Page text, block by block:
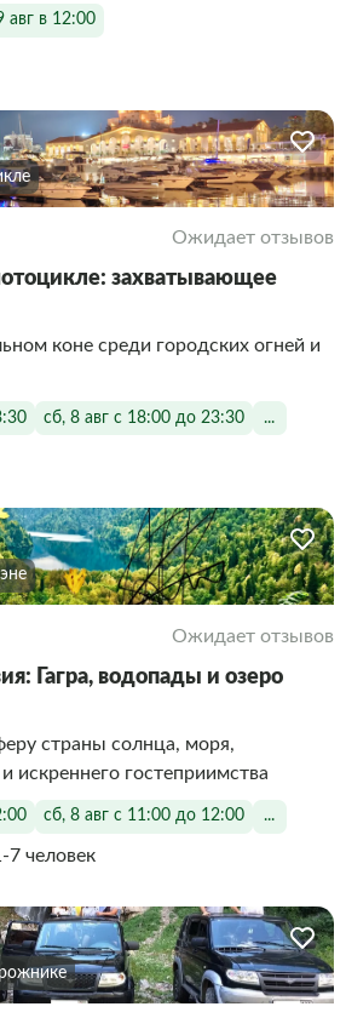
авг в 12:00
Ожидает отзывов
захватывающее
коне среди городских огней и
сб, 8 авг с 18:00 до 23:30 ...
Ожидает отзывов
Гагра, водопады и озеро
страны солнца, моря,
искреннего гостеприимства
сб, 8 авг с 11:00 до 12:00 ...
7 человек